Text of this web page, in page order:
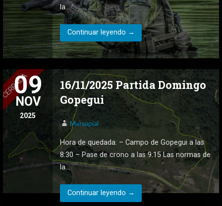
la…
Continuar leyendo →
16/11/2025 Partida Domingo
Gopegui
09
NOV
2025
Marsupial
Hora de quedada: – Campo de Gopegui a las
8:30 – Pase de crono a las 9:15 Las normas de
la…
Continuar leyendo →